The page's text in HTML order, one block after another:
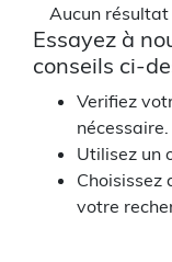
Aucun résultat
Essayez à
conseils ci-
Verifiez
nécessaire.
Utilisez un
Choisissez
votre